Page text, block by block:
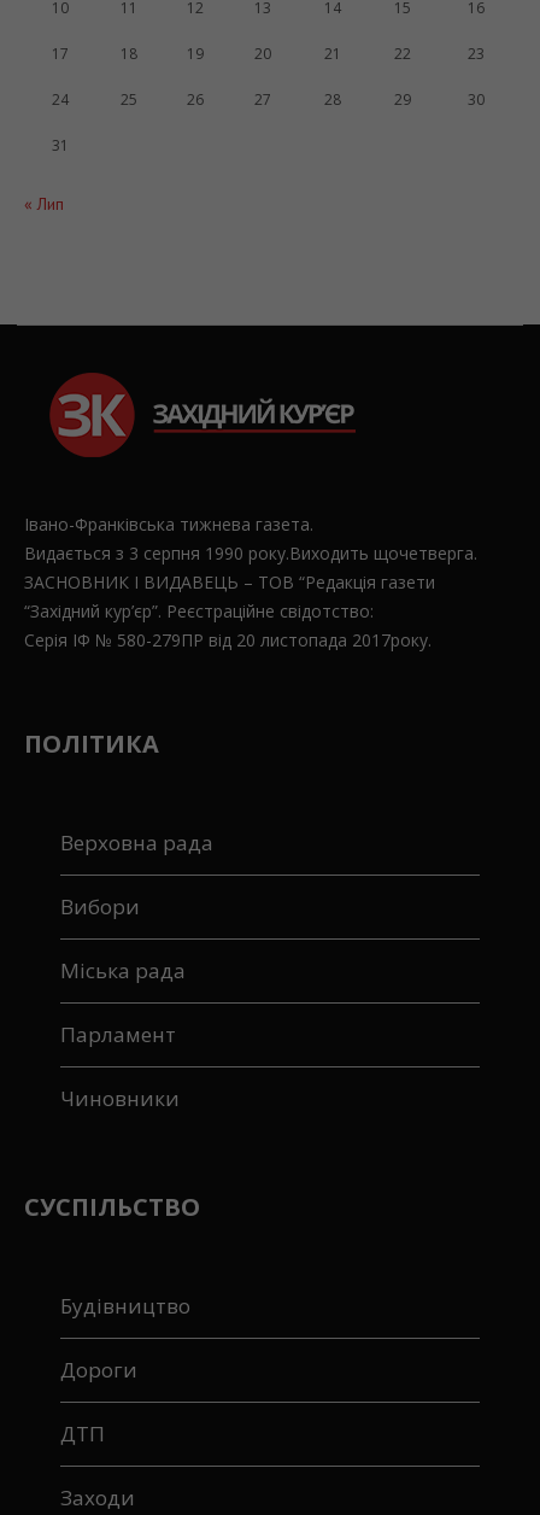
« Лип
10 11 12 13 14 15 16
17 18 19 20 21 22 23
24 25 26 27 28 29 30
31
Івано-Франківська тижнева газета.
Видається з 3 серпня 1990 року.Виходить щочетверга.
ЗАСНОВНИК І ВИДАВЕЦЬ – ТОВ “Редакція газети
“Західний кур’єр”. Реєстраційне свідотство:
Серія ІФ № 580-279ПР від 20 листопада 2017року.
ПОЛІТИКА
Верховна рада
Вибори
Міська рада
Парламент
Чиновники
СУСПІЛЬСТВО
Будівництво
Дороги
ДТП
Заходи